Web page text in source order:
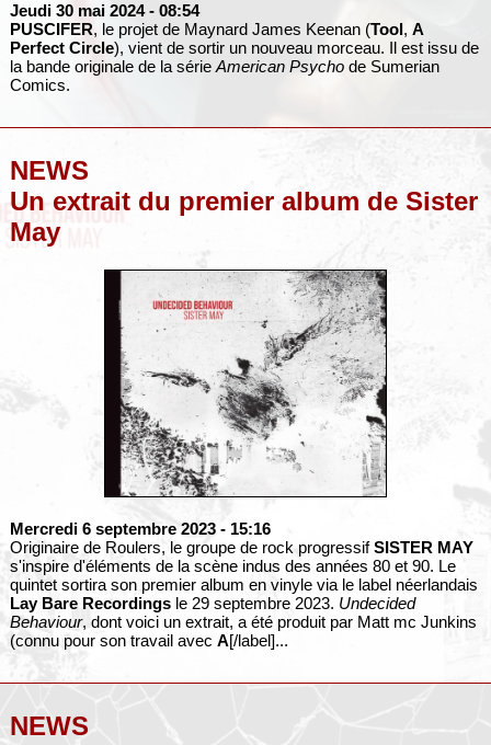
Jeudi 30 mai 2024 - 08:54
PUSCIFER, le projet de Maynard James Keenan (Tool, A
Perfect Circle), vient de sortir un nouveau morceau. Il est issu de
la bande originale de la série American Psychode Sumerian
Comics.
NEWS
Un extrait du premier album de Sister
May
Mercredi 6 septembre 2023 - 15:16
Originaire de Roulers, le groupe de rock progressifSISTER MAY
s'inspire d'éléments de la scène indus des années 80 et 90. Le
quintet sortira son premier album en vinyle via le label néerlandais
Lay Bare Recordingsle 29 septembre 2023. Undecided
Behaviour, dont voici un extrait, a été produit par Matt mc Junkins
(connu pour son travail avec A[/label]...
NEWS